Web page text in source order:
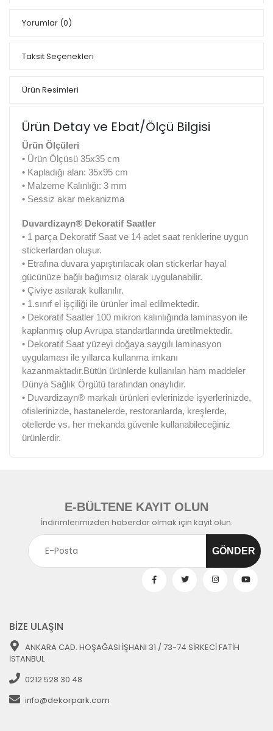
Yorumlar (0)
Taksit Seçenekleri
Ürün Resimleri
Ürün Detay ve Ebat/Ölçü Bilgisi
Ürün Ölçüleri
• Ürün Ölçüsü 35x35 cm
• Kapladığı alan: 35x95 cm
• Malzeme Kalınlığı: 3 mm
• Sessiz akar mekanizma
Duvardizayn® Dekoratif Saatler
• 1 parça Dekoratif Saat ve 14 adet saat renklerine uygun
stickerlardan oluşur.
• Etrafına duvara yapıştırılacak olan stickerlar hayal
gücünüze bağlı bağımsız olarak uygulanabilir.
• Çiviye asılarak kullanılır.
• 1.sınıf el işçiliği ile ürünler imal edilmektedir.
• Dekoratif Saatler 100 mikron kalınlığında laminasyon ile
kaplanmış olup Avrupa standartlarında üretilmektedir.
• Dekoratif Saat yüzeyi doğaya saygılı laminasyon
uygulaması ile yıllarca kullanma imkanı
kazanmaktadır.Bütün ürünlerde kullanılan ham maddeler
Dünya Sağlık Örgütü tarafından onaylıdır.
• Duvardizayn® markalı ürünleri evlerinizde işyerlerinizde,
ofislerinizde, hastanelerde, restoranlarda, kreşlerde,
otellerde vs. her mekanda güvenle kullanabileceğiniz
ürünlerdir.
E-BÜLTENE KAYIT OLUN
İndirimlerimizden haberdar olmak için kayıt olun.
BİZE ULAŞIN
ANKARA CAD. HOŞAĞASI İŞHANI 31 / 73-74 SİRKECİ FATİH
İSTANBUL
0212 528 30 48
info@dekorpark.com